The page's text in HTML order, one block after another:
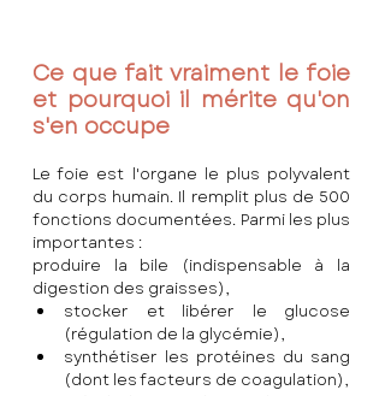
Ce que fait vraiment le foie
et pourquoi il mérite qu'on
s'en occupe
Le foie est l'organe le plus polyvalent
du corps humain. Il remplit plus de 500
fonctions documentées. Parmi les plus
importantes :
produire la bile (indispensable à la
digestion des graisses),
stocker et libérer le glucose
(régulation de la glycémie),
synthétiser les protéines du sang
(dont les facteurs de coagulation),